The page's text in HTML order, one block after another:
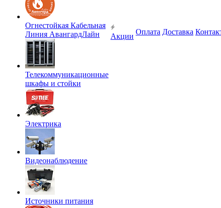
Огнестойкая Кабельная
Линия АвангардЛайн
Телекоммуникационные
шкафы и стойки
Электрика
Видеонаблюдение
Источники питания
Акции
Оплата Доставка